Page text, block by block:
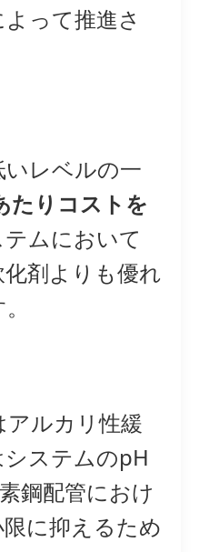
って推進さ
レベルの一
たりコストを
ムにおいて
剤よりも優れ
ルカリ性緩
ステムのpH
鋼配管におけ
に抑えるため